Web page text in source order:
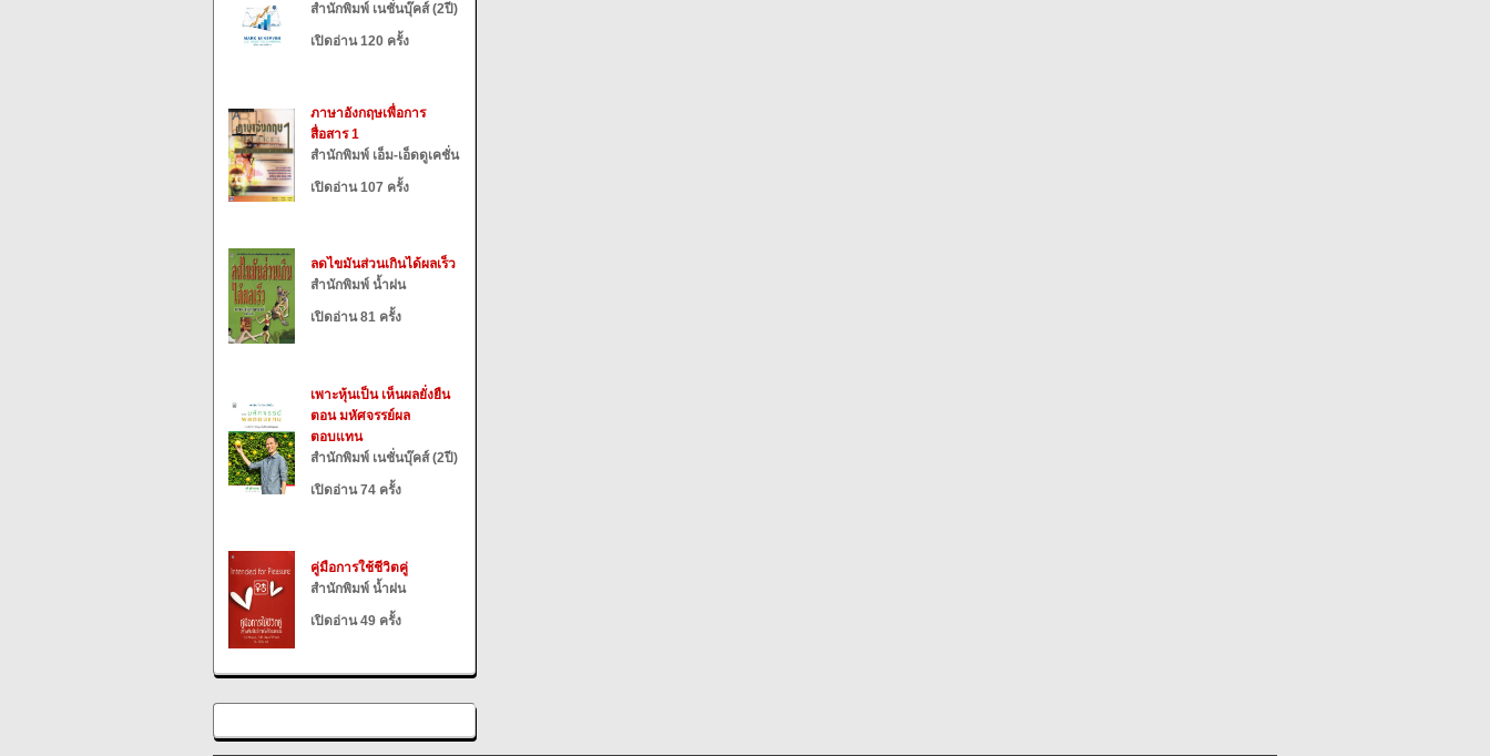
สำนักพิมพ์ เนชั่นบุ๊คส์ (2ปี)
เปิดอ่าน 120 ครั้ง
ภาษาอังกฤษเพื่อการ
สื่อสาร 1
สำนักพิมพ์ เอ็ม-เอ็ดดูเคชั่น
เปิดอ่าน 107 ครั้ง
ลดไขมันส่วนเกินได้ผลเร็ว
สำนักพิมพ์ น้ำฝน
เปิดอ่าน 81 ครั้ง
เพาะหุ้นเป็น เห็นผลยั่งยืน
ตอน มหัศจรรย์ผล
ตอบแทน
สำนักพิมพ์ เนชั่นบุ๊คส์ (2ปี)
เปิดอ่าน 74 ครั้ง
คู่มือการใช้ชีวิตคู่
สำนักพิมพ์ น้ำฝน
เปิดอ่าน 49 ครั้ง